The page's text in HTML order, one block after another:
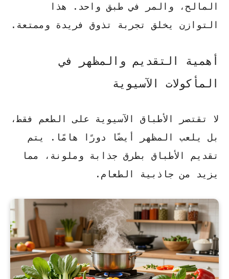
المالح، والمر في طبق واحد. هذا
التوازن يخلق تجربة تذوق فريدة وممتعة.
أهمية التقديم والمظهر في
المأكولات الآسيوية
لا تقتصر الأطباق الآسيوية على الطعم فقط،
بل يلعب المظهر أيضًا دورًا هامًا. يتم
تقديم الأطباق بطرق جذابة وملونة، مما
يزيد من جاذبية الطعام.